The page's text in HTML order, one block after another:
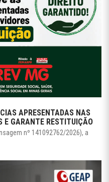
APRESENTADAS NAS
E GARANTE RESTITUIÇÃO
nº 141092762/2026), a